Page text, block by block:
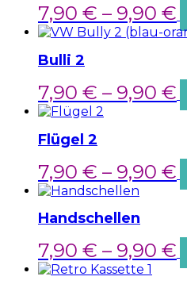
7,90 € – 9,90 €
Bulli 2
7,90 € – 9,90 €
Flügel 2
7,90 € – 9,90 €
Handschellen
7,90 € – 9,90 €